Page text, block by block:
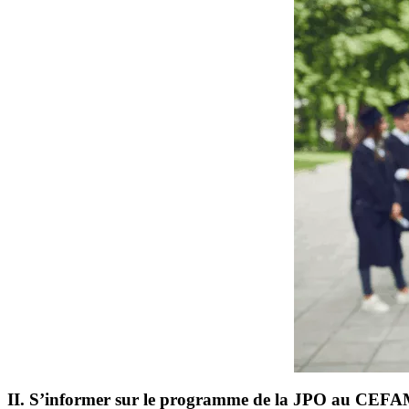
II. S’informer sur le programme de la JPO au